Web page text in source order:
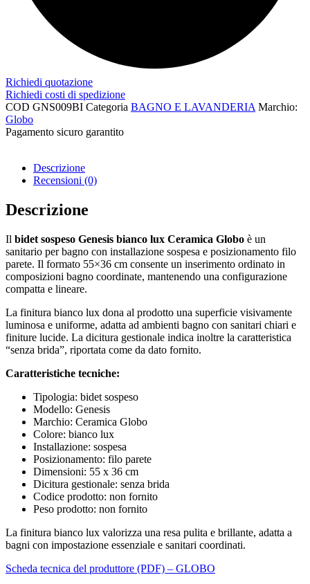
Richiedi quotazione
Richiedi costi di spedizione
COD GNS009BI Categoria BAGNO E LAVANDERIA Marchio:
Globo
Pagamento sicuro garantito​
Descrizione
Recensioni (0)
Descrizione
Il bidet sospeso Genesis bianco lux Ceramica Globo è un
sanitario per bagno con installazione sospesa e posizionamento filo
parete. Il formato 55×36 cm consente un inserimento ordinato in
composizioni bagno coordinate, mantenendo una configurazione
compatta e lineare.
La finitura bianco lux dona al prodotto una superficie visivamente
luminosa e uniforme, adatta ad ambienti bagno con sanitari chiari e
finiture lucide. La dicitura gestionale indica inoltre la caratteristica
“senza brida”, riportata come da dato fornito.
Caratteristiche tecniche:
Tipologia: bidet sospeso
Modello: Genesis
Marchio: Ceramica Globo
Colore: bianco lux
Installazione: sospesa
Posizionamento: filo parete
Dimensioni: 55 x 36 cm
Dicitura gestionale: senza brida
Codice prodotto: non fornito
Peso prodotto: non fornito
La finitura bianco lux valorizza una resa pulita e brillante, adatta a
bagni con impostazione essenziale e sanitari coordinati.
Scheda tecnica del produttore (PDF) – GLOBO